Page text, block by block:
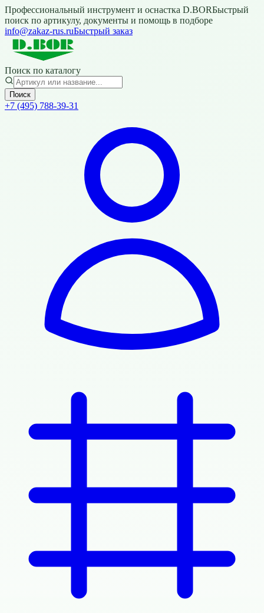
Профессиональный инструмент и оснастка D.BORБыстрый
поиск по артикулу, документы и помощь в подборе
info@zakaz-rus.ruБыстрый заказ
Поиск по каталогу
Поиск
+7 (495) 788-39-31